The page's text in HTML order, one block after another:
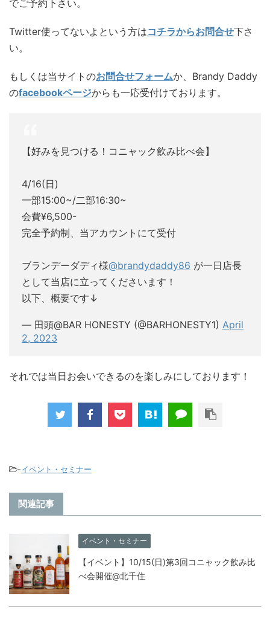
でご予約下さい。
Twitter使ってないよという方はコチラからお問合せ下さ
い。
もしくは当サイトのお問合せフォームか、Brandy Daddy
のfacebookページからも一応受付けております。
【好みを見つける！コニャック飲み比べ会】
4/16(日)
一部15:00~/二部16:30~
会費¥6,500-
完全予約制、当アカウントにて受付
ブランデーダディ様@brandydaddy86 が一日店長
として当店に立ってくださいます！
以下、概要です↓
— 田頭@BAR HONESTY (@BARHONESTY1) April
2, 2023
それでは当日お会いできるのを楽しみにしております！
-イベント・セミナー
関連記事
イベント・セミナー
【イベント】10/15(日)第3回コニャック飲み比
べ会開催@北千住